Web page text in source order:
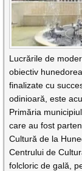
Lucrările de
obiectiv
finalizate cu
odinioară, este
Primăria
care au fost
Cultură de la
Centrului de
folcloric de gală,